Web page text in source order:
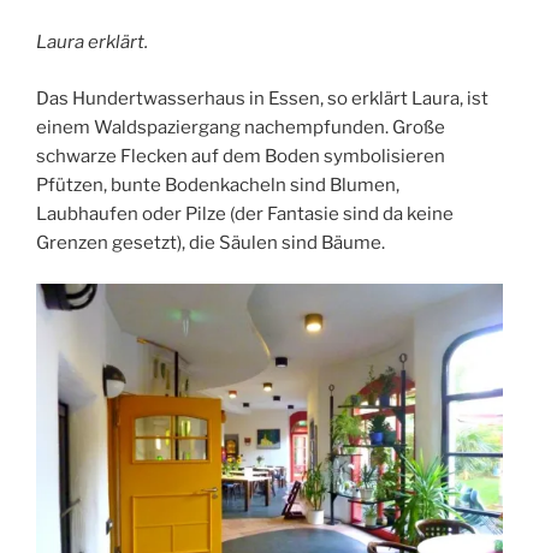
Laura erklärt.
Das Hundertwasserhaus in Essen, so erklärt Laura, ist
einem Waldspaziergang nachempfunden. Große
schwarze Flecken auf dem Boden symbolisieren
Pfützen, bunte Bodenkacheln sind Blumen,
Laubhaufen oder Pilze (der Fantasie sind da keine
Grenzen gesetzt), die Säulen sind Bäume.